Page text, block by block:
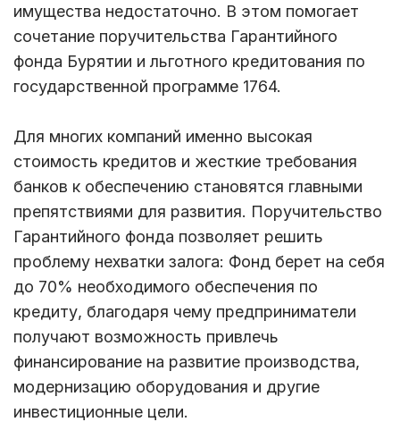
имущества недостаточно. В этом помогает
сочетание поручительства Гарантийного
фонда Бурятии и льготного кредитования по
государственной программе 1764.
Для многих компаний именно высокая
стоимость кредитов и жесткие требования
банков к обеспечению становятся главными
препятствиями для развития. Поручительство
Гарантийного фонда позволяет решить
проблему нехватки залога: Фонд берет на себя
до 70% необходимого обеспечения по
кредиту, благодаря чему предприниматели
получают возможность привлечь
финансирование на развитие производства,
модернизацию оборудования и другие
инвестиционные цели.